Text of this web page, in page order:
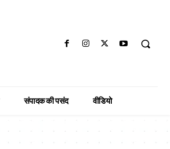
संपादक की पसंद वीडियो